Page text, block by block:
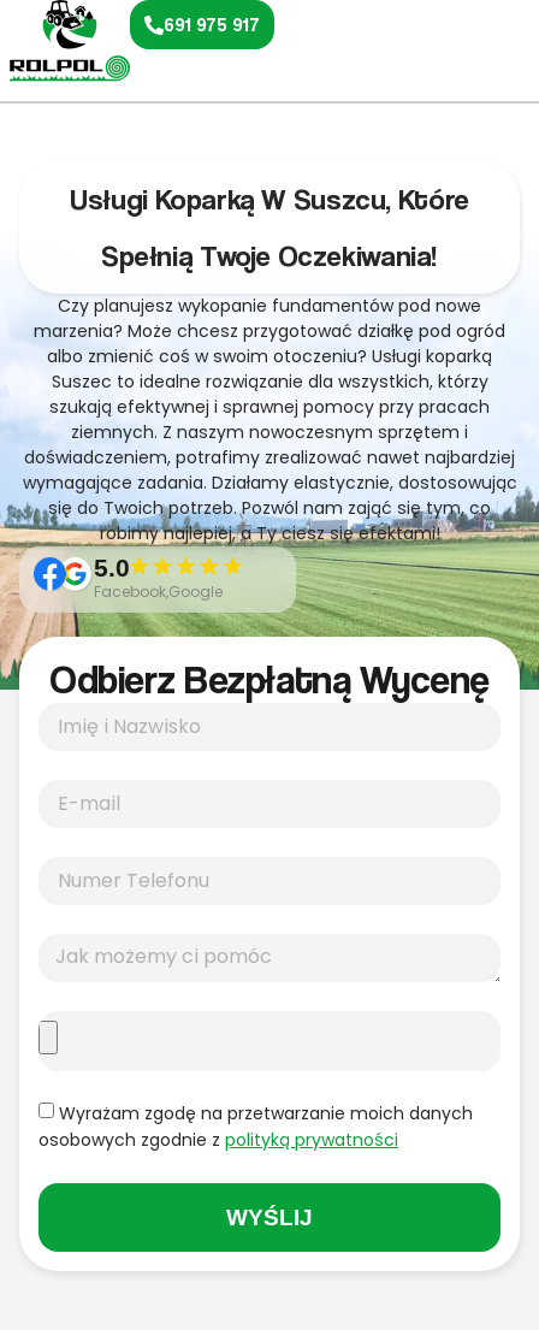
691 975 917
Usługi Koparką W Suszcu, Które
Spełnią Twoje Oczekiwania!
Czy planujesz wykopanie fundamentów pod nowe
marzenia? Może chcesz przygotować działkę pod ogród
albo zmienić coś w swoim otoczeniu? Usługi koparką
Suszec to idealne rozwiązanie dla wszystkich, którzy
szukają efektywnej i sprawnej pomocy przy pracach
ziemnych. Z naszym nowoczesnym sprzętem i
doświadczeniem, potrafimy zrealizować nawet najbardziej
wymagające zadania. Działamy elastycznie, dostosowując
się do Twoich potrzeb. Pozwól nam zająć się tym, co
robimy najlepiej, a Ty ciesz się efektami!
5.0
Facebook,Google
Odbierz Bezpłatną Wycenę
Wyrażam zgodę na przetwarzanie moich danych
osobowych zgodnie z polityką prywatności
WYŚLIJ